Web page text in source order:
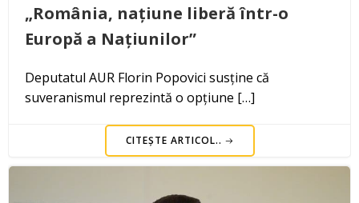
„România, națiune liberă într-o
Europă a Națiunilor”
Deputatul AUR Florin Popovici susține că
suveranismul reprezintă o opțiune […]
CITEȘTE ARTICOL..